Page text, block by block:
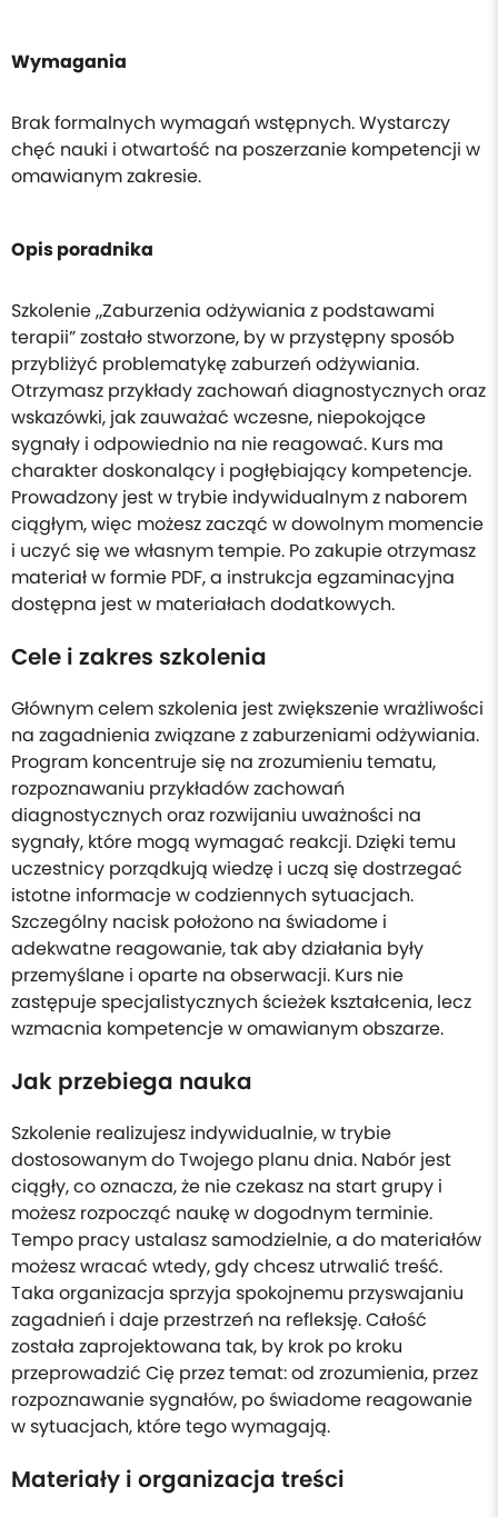
Wymagania
Brak formalnych wymagań wstępnych. Wystarczy
chęć nauki i otwartość na poszerzanie kompetencji w
omawianym zakresie.
Opis poradnika
Szkolenie „Zaburzenia odżywiania z podstawami
terapii” zostało stworzone, by w przystępny sposób
przybliżyć problematykę zaburzeń odżywiania.
Otrzymasz przykłady zachowań diagnostycznych oraz
wskazówki, jak zauważać wczesne, niepokojące
sygnały i odpowiednio na nie reagować. Kurs ma
charakter doskonalący i pogłębiający kompetencje.
Prowadzony jest w trybie indywidualnym z naborem
ciągłym, więc możesz zacząć w dowolnym momencie
i uczyć się we własnym tempie. Po zakupie otrzymasz
materiał w formie PDF, a instrukcja egzaminacyjna
dostępna jest w materiałach dodatkowych.
Cele i zakres szkolenia
Głównym celem szkolenia jest zwiększenie wrażliwości
na zagadnienia związane z zaburzeniami odżywiania.
Program koncentruje się na zrozumieniu tematu,
rozpoznawaniu przykładów zachowań
diagnostycznych oraz rozwijaniu uważności na
sygnały, które mogą wymagać reakcji. Dzięki temu
uczestnicy porządkują wiedzę i uczą się dostrzegać
istotne informacje w codziennych sytuacjach.
Szczególny nacisk położono na świadome i
adekwatne reagowanie, tak aby działania były
przemyślane i oparte na obserwacji. Kurs nie
zastępuje specjalistycznych ścieżek kształcenia, lecz
wzmacnia kompetencje w omawianym obszarze.
Jak przebiega nauka
Szkolenie realizujesz indywidualnie, w trybie
dostosowanym do Twojego planu dnia. Nabór jest
ciągły, co oznacza, że nie czekasz na start grupy i
możesz rozpocząć naukę w dogodnym terminie.
Tempo pracy ustalasz samodzielnie, a do materiałów
możesz wracać wtedy, gdy chcesz utrwalić treść.
Taka organizacja sprzyja spokojnemu przyswajaniu
zagadnień i daje przestrzeń na refleksję. Całość
została zaprojektowana tak, by krok po kroku
przeprowadzić Cię przez temat: od zrozumienia, przez
rozpoznawanie sygnałów, po świadome reagowanie
w sytuacjach, które tego wymagają.
Materiały i organizacja treści